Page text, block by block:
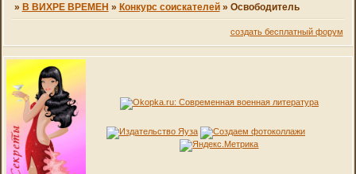
» В ВИХРЕ ВРЕМЕН » Конкурс соискателей » Освободитель
создать бесплатный форум